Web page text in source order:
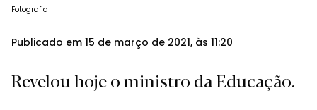
Fotografia
Publicado em 15 de março de 2021, às 11:20
Revelou hoje o ministro da Educação.